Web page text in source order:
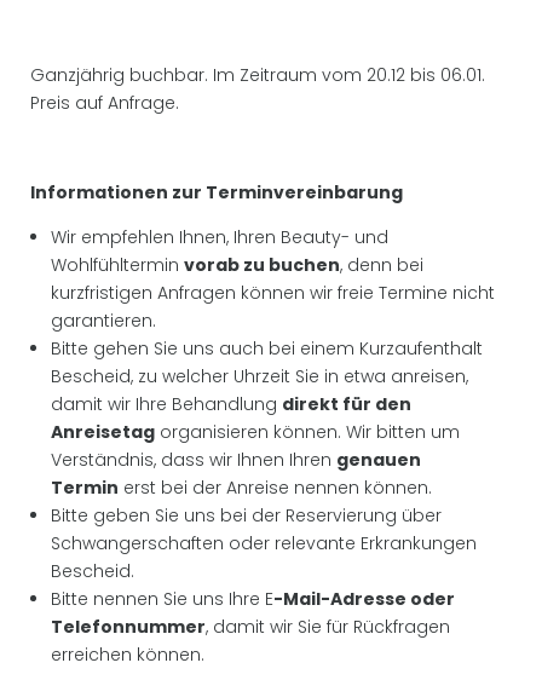
Ganzjährig buchbar. Im Zeitraum vom 20.12 bis 06.01.
Preis auf Anfrage.
Informationen zur Terminvereinbarung
Wir empfehlen Ihnen, Ihren Beauty- und
Wohlfühltermin vorab zu buchen, denn bei
kurzfristigen Anfragen können wir freie Termine nicht
garantieren.
Bitte gehen Sie uns auch bei einem Kurzaufenthalt
Bescheid, zu welcher Uhrzeit Sie in etwa anreisen,
damit wir Ihre Behandlung direkt für den
Anreisetagorganisieren können. Wir bitten um
Verständnis, dass wir Ihnen Ihren genauen
Termin erst bei der Anreise nennen können.
Bitte geben Sie uns bei der Reservierung über
Schwangerschaften oder relevante Erkrankungen
Bescheid.
Bitte nennen Sie uns Ihre E-Mail-Adresse oder
Telefonnummer, damit wir Sie für Rückfragen
erreichen können.
NEWSLETTERANMELDUNG
Anrede